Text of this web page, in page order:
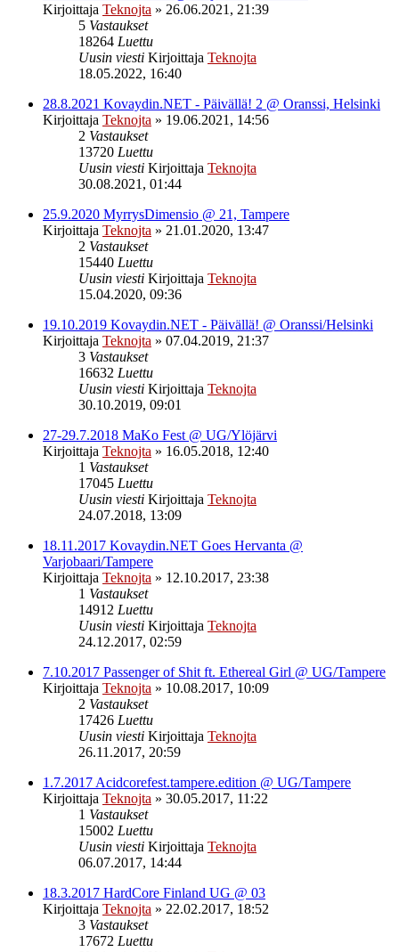
Kirjoittaja Teknojta » 26.06.2021, 21:39
5 Vastaukset
18264 Luettu
Uusin viesti Kirjoittaja Teknojta
18.05.2022, 16:40
28.8.2021 Kovaydin.NET - Päivällä! 2 @ Oranssi, Helsinki
Kirjoittaja Teknojta » 19.06.2021, 14:56
2 Vastaukset
13720 Luettu
Uusin viesti Kirjoittaja Teknojta
30.08.2021, 01:44
25.9.2020 MyrrysDimensio @ 21, Tampere
Kirjoittaja Teknojta » 21.01.2020, 13:47
2 Vastaukset
15440 Luettu
Uusin viesti Kirjoittaja Teknojta
15.04.2020, 09:36
19.10.2019 Kovaydin.NET - Päivällä! @ Oranssi/Helsinki
Kirjoittaja Teknojta » 07.04.2019, 21:37
3 Vastaukset
16632 Luettu
Uusin viesti Kirjoittaja Teknojta
30.10.2019, 09:01
27-29.7.2018 MaKo Fest @ UG/Ylöjärvi
Kirjoittaja Teknojta » 16.05.2018, 12:40
1 Vastaukset
17045 Luettu
Uusin viesti Kirjoittaja Teknojta
24.07.2018, 13:09
18.11.2017 Kovaydin.NET Goes Hervanta @
Varjobaari/Tampere
Kirjoittaja Teknojta » 12.10.2017, 23:38
1 Vastaukset
14912 Luettu
Uusin viesti Kirjoittaja Teknojta
24.12.2017, 02:59
7.10.2017 Passenger of Shit ft. Ethereal Girl @ UG/Tampere
Kirjoittaja Teknojta » 10.08.2017, 10:09
2 Vastaukset
17426 Luettu
Uusin viesti Kirjoittaja Teknojta
26.11.2017, 20:59
1.7.2017 Acidcorefest.tampere.edition @ UG/Tampere
Kirjoittaja Teknojta » 30.05.2017, 11:22
1 Vastaukset
15002 Luettu
Uusin viesti Kirjoittaja Teknojta
06.07.2017, 14:44
18.3.2017 HardCore Finland UG @ 03
Kirjoittaja Teknojta » 22.02.2017, 18:52
3 Vastaukset
17672 Luettu